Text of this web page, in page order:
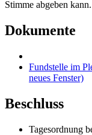
Stimme abgeben
Dokumente
Fundstelle im
neues Fenster)
Beschluss
Tagesordnung